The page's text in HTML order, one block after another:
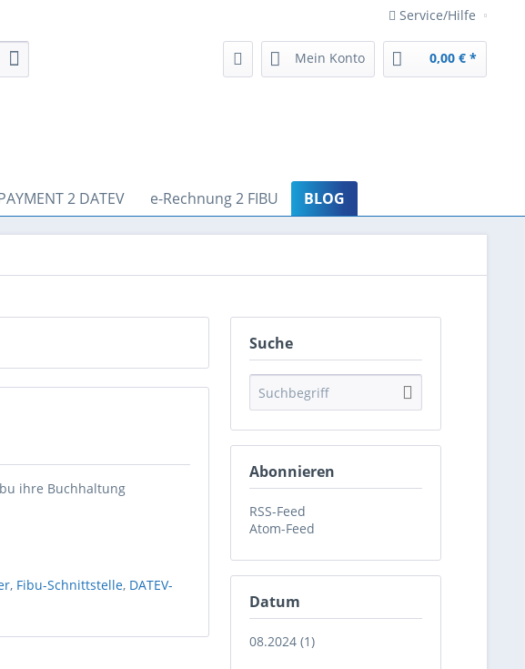
Service/Hilfe
Mein Konto 0,00 € *
2 DATEV e-Rechnung 2 FIBU BLOG
Suche
Abonnieren
RSS-Feed
Atom-Feed
Datum
08.2024 (1)
ihre Buchhaltung
, Fibu-Schnittstelle, DATEV-